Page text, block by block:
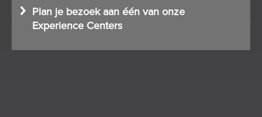
Plan je bezoek aan één van onze
Experience Centers